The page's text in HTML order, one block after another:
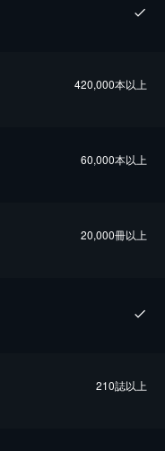
420,000本以上
60,000本以上
20,000冊以上
210誌以上